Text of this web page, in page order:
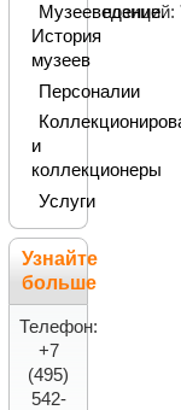
позиций:
Музееведение.
История
музеев
Персоналии
и
коллекционеры
Услуги
Узнайте
больше
Телефон:
+7
(495)
542-